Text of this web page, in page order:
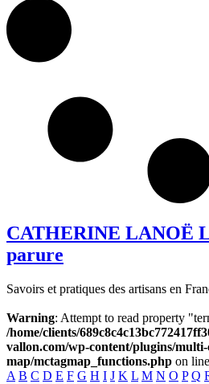
CATHERINE LANOË
parure
Savoirs et pratiques des artisans en
Warning: Attempt to read property
/home/clients/
vallon.com/wp-content/plugins/
map/mctagmap_functions.php on line
A B C D E F G H I J K L M N O P Q